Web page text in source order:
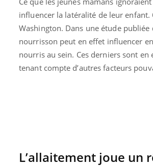
influencer la latéralité de leur enfant.
Washington. Dans une étude publiée
nourrisson peut en effet influencer
nourris au sein. Ces derniers sont en
tenant compte d’autres facteurs
L’allaitement joue un